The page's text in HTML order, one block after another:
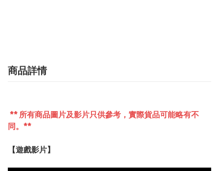
商品詳情
** 所有商品圖片及影片只供參考，實際貨品可能略有不
同。**
【遊戲影片】